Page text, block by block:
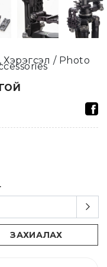
/ Photo
ЗАХИАЛАХ